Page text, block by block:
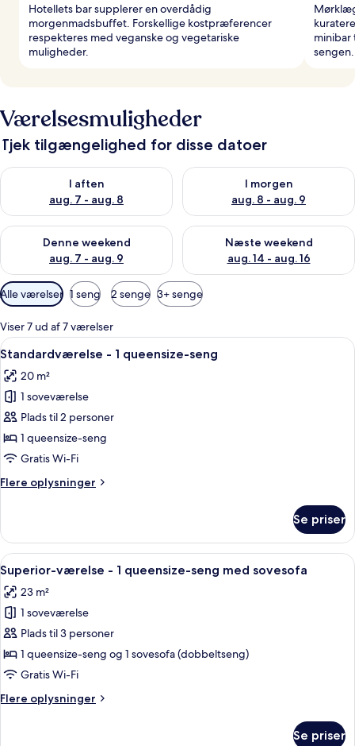
Hotellets bar supplerer en overdådig
morgenmadsbuffet. Forskellige kostpræferencer
respekteres med veganske og vegetariske
muligheder.
minibar
sengen.
Værelsesmuligheder
Tjek tilgængelighed for disse datoer
I aften
aug. 7 - aug. 8
Tjek tilgængelighed for i aften aug. 7 - aug. 8
I morgen
aug. 8 - aug. 9
Tjek tilgængelighed for i
Denne weekend
aug. 7 - aug. 9
Tjek tilgængelighed for denne weekend aug. 7 - aug. 9
Næste weekend
aug. 14 - aug. 16
Tjek tilgængelighed for næste
Tilgængelige
filtre
for
værelser
Alle værelser 1 seng 2 senge 3+ senge
Viser 7 ud af 7 værelser
Indlæs
alle
billeder
af
Standardværelse
-
1
seng
Et hotelværelse med en seng, to
10
Standardværelse - 1 queensize-seng
20 m²
1 soveværelse
Plads til 2 personer
1 queensize-seng
Gratis Wi-Fi
Flere oplysninger
Flere
-
queensize-
seng
Se priser
Indlæs
alle
billeder
af
Superior-
værelse
-
queensize-
Et moderne hotelværelse med seng,
9
Superior-værelse - 1 queensize-seng med sovesofa
23 m²
1 soveværelse
Plads til 3 personer
1 queensize-seng og 1 sovesofa (dobbeltseng)
Gratis Wi-Fi
Flere oplysninger
Flere
Se priser